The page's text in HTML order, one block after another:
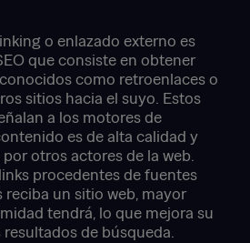
o enlazado externo es
que consiste en obtener
como retroenlaces o
sitios hacia el suyo. Estos
a los motores de
es de alta calidad y
otros actores de la web.
procedentes de fuentes
reciba un sitio web, mayor
tendrá, lo que mejora su
de búsqueda.